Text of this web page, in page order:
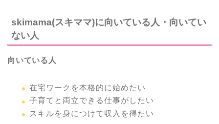
skimama(スキママ)に向いている人・向いてい
ない人
向いている人
在宅ワークを本格的に始めたい
子育てと両立できる仕事がしたい
スキルを身につけて収入を得たい